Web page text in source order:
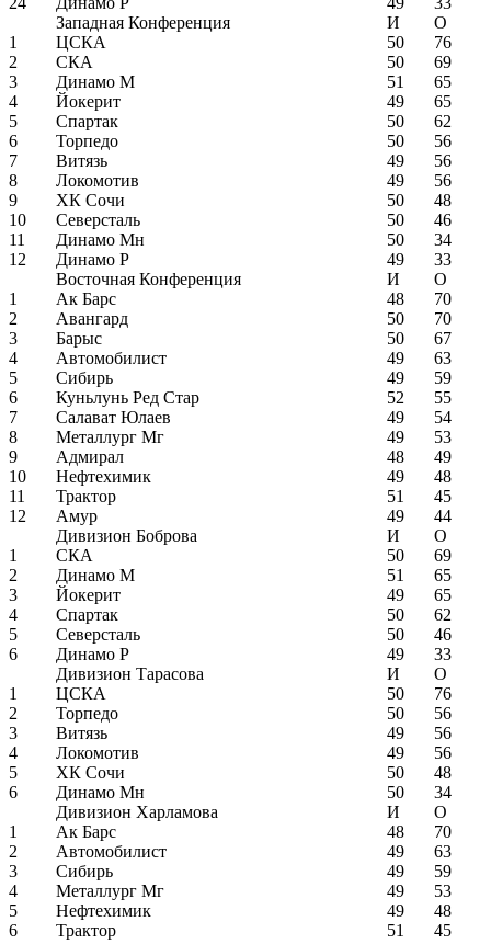
Западная Конференция
И
О
1
ЦСКА 50
76
2
СКА 50
69
3
Динамо М 51
65
4
Йокерит 49
65
5
Спартак 50
62
6
Торпедо 50
56
7
Витязь 49
56
8
Локомотив 49
56
9
ХК Сочи 50
48
10
Северсталь 50
46
11
Динамо Мн 50
34
12
Динамо Р 49
33
Восточная Конференция
И
О
1
Ак Барс 48
70
2
Авангард 50
70
3
Барыс 50
67
4
Автомобилист 49
63
5
Сибирь 49
59
6
Куньлунь Ред Стар 52
55
7
Салават Юлаев 49
54
8
Металлург Мг 49
53
9
Адмирал 48
49
10
Нефтехимик 49
48
11
Трактор 51
45
12
Амур 49
44
Дивизион Боброва
И
О
1
СКА 50
69
2
Динамо М 51
65
3
Йокерит 49
65
4
Спартак 50
62
5
Северсталь 50
46
6
Динамо Р 49
33
Дивизион Тарасова
И
О
1
ЦСКА 50
76
2
Торпедо 50
56
3
Витязь 49
56
4
Локомотив 49
56
5
ХК Сочи 50
48
6
Динамо Мн 50
34
Дивизион Харламова
И
О
1
Ак Барс 48
70
2
Автомобилист 49
63
3
Сибирь 49
59
4
Металлург Мг 49
53
5
Нефтехимик 49
48
6
Трактор 51
45